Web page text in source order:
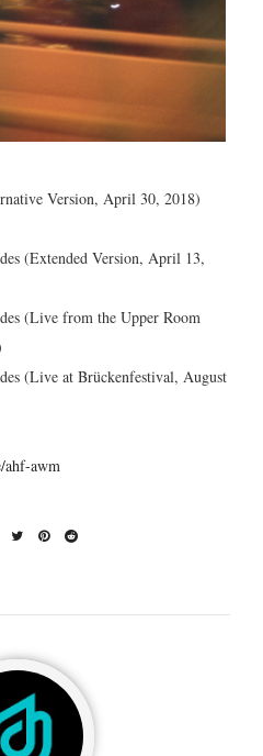
Version, April 30, 2018)
(Extended Version, April 13,
(Live from the Upper Room
(Live at Brückenfestival, August
ahf-awm